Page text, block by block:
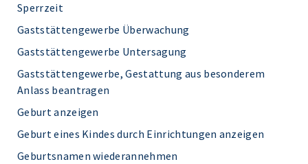
Sperrzeit
Gaststättengewerbe Überwachung
Gaststättengewerbe Untersagung
Gaststättengewerbe, Gestattung aus besonderem
Anlass beantragen
Geburt anzeigen
Geburt eines Kindes durch Einrichtungen anzeigen
Geburtsnamen wiederannehmen